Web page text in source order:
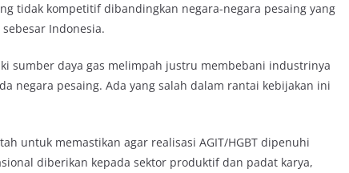
tidak kompetitif dibandingkan negara-negara pesaing yang
Indonesia.
sumber daya gas melimpah justru membebani industrinya
negara pesaing. Ada yang salah dalam rantai kebijakan ini
untuk memastikan agar realisasi AGIT/HGBT dipenuhi
diberikan kepada sektor produktif dan padat karya,